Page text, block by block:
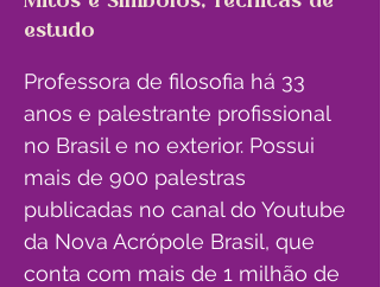
estudo
Professora de filosofia há 33
anos e palestrante profissional
no Brasil e no exterior. Possui
mais de 900 palestras
publicadas no canal do Youtube
da Nova Acrópole Brasil, que
conta com mais de 1 milhão de